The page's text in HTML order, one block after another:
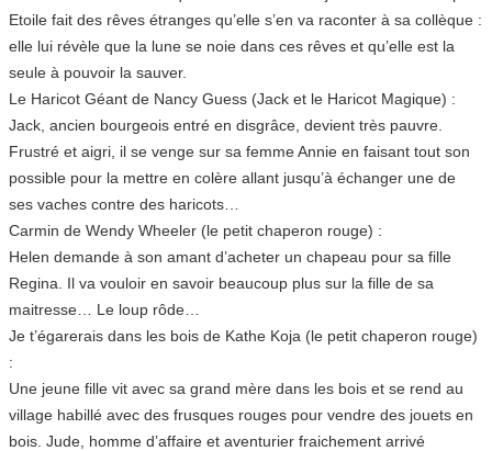
Etoile fait des rêves étranges qu’elle s’en va raconter à sa collèque :
elle lui révèle que la lune se noie dans ces rêves et qu’elle est la
seule à pouvoir la sauver.
Le Haricot Géant de Nancy Guess (Jack et le Haricot Magique) :
Jack, ancien bourgeois entré en disgrâce, devient très pauvre.
Frustré et aigri, il se venge sur sa femme Annie en faisant tout son
possible pour la mettre en colère allant jusqu’à échanger une de
ses vaches contre des haricots…
Carmin de Wendy Wheeler (le petit chaperon rouge) :
Helen demande à son amant d’acheter un chapeau pour sa fille
Regina. Il va vouloir en savoir beaucoup plus sur la fille de sa
maitresse… Le loup rôde…
Je t’égarerais dans les bois de Kathe Koja (le petit chaperon rouge)
:
Une jeune fille vit avec sa grand mère dans les bois et se rend au
village habillé avec des frusques rouges pour vendre des jouets en
bois. Jude, homme d’affaire et aventurier fraichement arrivé